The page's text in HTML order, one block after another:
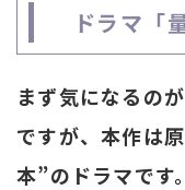
ドラマ「
まず気になるの
ですが、本作は
本”のドラマです。